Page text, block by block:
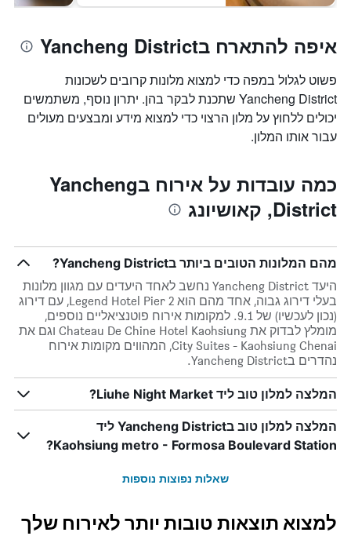
איפה להתארח בYancheng District
פשוט לגלול במפה כדי למצוא מלונות קרובים לשכונות
Yancheng District שתכנת לבקר בהן. יתרון נוסף, משתמשים
יכולים ללחוץ על מלון הרצוי כדי למצוא מידע ומבצעים מעולים
עבור אותו המלון.
כמה עובדות על אירוח בYancheng
District, קאושיונג
מהם המלונות הטובים ביותר בYancheng District?
היעד Yancheng District נחשב לאחד היעדים עם מגוון מלונות
בעלי דירוג גבוה, אחד מהם הוא Legend Hotel Pier 2, עם דירוג
(נכון לעכשיו) של 9.1. למקומות אירוח פוטנציאליים נוספים,
מומלץ לבדוק את Chateau De Chine Hotel Kaohsiung וגם את
City Suites - Kaohsiung Chenai, המהווים מקומות אירוח
נהדרים בYancheng District.
המלצה למלון טוב ליד Liuhe Night Market?
המלצה למלון טוב בYancheng District ליד
Kaohsiung metro - Formosa Boulevard Station?
שאלות נפוצות נוספות
למצוא תוצאות טובות יותר לאירוח שלך